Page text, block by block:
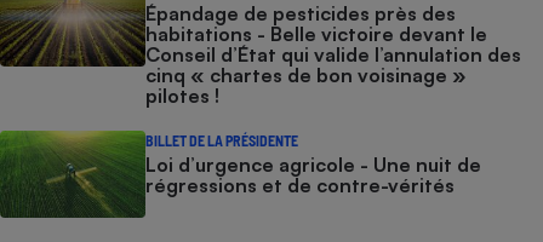
Épandage de pesticides près des
habitations - Belle victoire devant le
Conseil d’État qui valide l’annulation des
cinq « chartes de bon voisinage »
pilotes !
BILLET DE LA PRÉSIDENTE
Loi d’urgence agricole - Une nuit de
régressions et de contre-vérités
Robot ménager